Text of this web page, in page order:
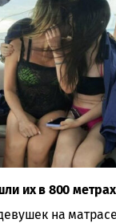
их в 800
на